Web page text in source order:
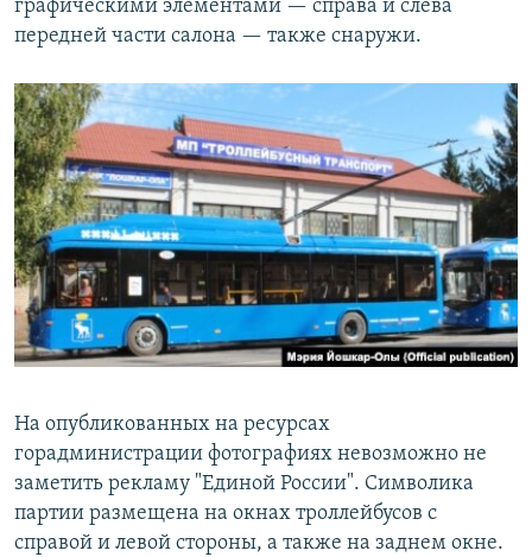
графическими элементами — справа и слева
передней части салона — также снаружи.
На опубликованных на ресурсах
горадминистрации фотографиях невозможно не
заметить рекламу "Единой России". Символика
партии размещена на окнах троллейбусов с
справой и левой стороны, а также на заднем окне.